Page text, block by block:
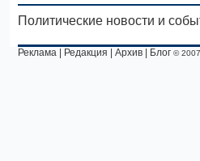
Политические новости и
Реклама Редакция |Архив Блог ©